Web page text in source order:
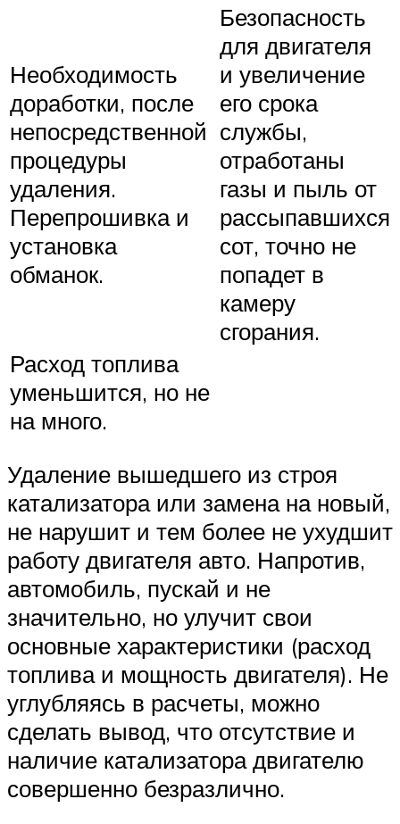
Необходимость
доработки, после
непосредственной
процедуры
удаления.
Перепрошивка и
установка
обманок.
Безопасность
для двигателя
и увеличение
его срока
службы,
отработаны
газы и пыль от
рассыпавшихся
сот, точно не
попадет в
камеру
сгорания.
Расход топлива
уменьшится, но не
на много.
Удаление вышедшего из строя
катализатора или замена на новый,
не нарушит и тем более не ухудшит
работу двигателя авто. Напротив,
автомобиль, пускай и не
значительно, но улучит свои
основные характеристики (расход
топлива и мощность двигателя). Не
углубляясь в расчеты, можно
сделать вывод, что отсутствие и
наличие катализатора двигателю
совершенно безразлично.